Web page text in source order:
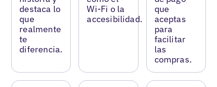
destaca lo
que
realmente
te
diferencia.
Wi-Fi o la
accesibilidad.
que
aceptas
para
facilitar
las
compras.